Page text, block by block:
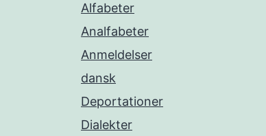
Alfabeter
Analfabeter
Anmeldelser
dansk
Deportationer
Dialekter